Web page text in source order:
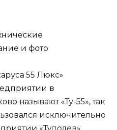
55 Люкс»
в
называют «Ту-55», так
исключительно